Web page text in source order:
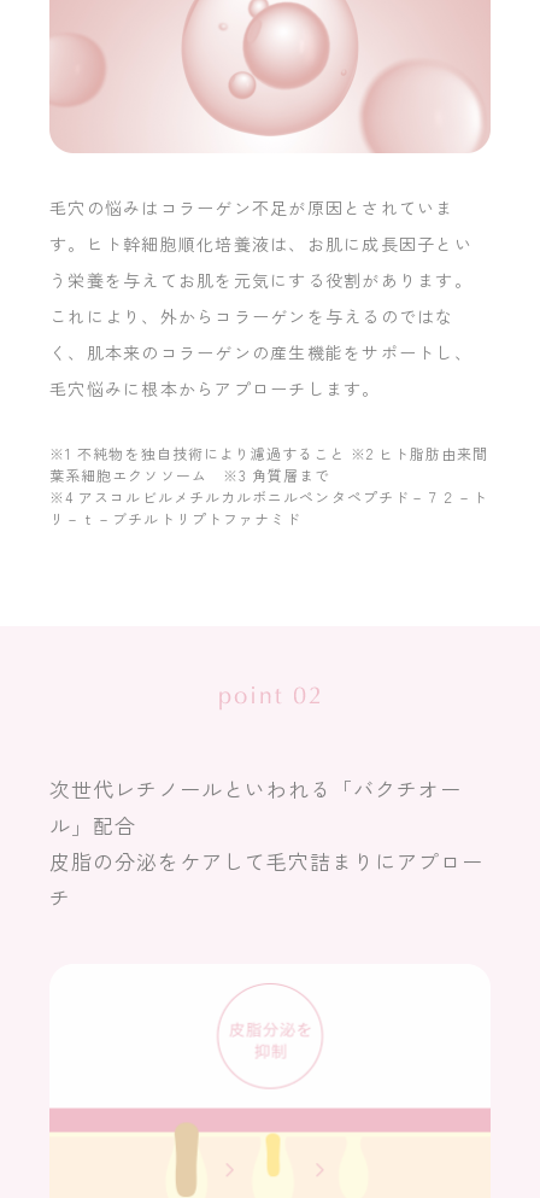
毛穴の悩みはコラーゲン不足が原因とされていま
す。ヒト幹細胞順化培養液は、お肌に成長因子とい
う栄養を与えてお肌を元気にする役割があります。
これにより、外からコラーゲンを与えるのではな
く、肌本来のコラーゲンの産生機能をサポートし、
毛穴悩みに根本からアプローチします。
※1 不純物を独自技術により濾過すること ※2 ヒト脂肪由来間
葉系細胞エクソソーム ※3 角質層まで
※4 アスコルビルメチルカルボニルペンタペプチド－７２－ト
リ－ｔ－ブチルトリプトファナミド
次世代レチノールといわれる「バクチオー
ル」配合
皮脂の分泌をケアして毛穴詰まりにアプロー
チ